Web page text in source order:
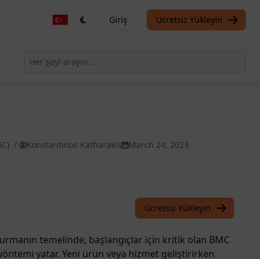
Giriş Ücretsiz Yükleyin
/ Konstantinos Katharakis
March 24, 2023
Ücretsiz Yükleyin
temelinde, başlangıçlar için kritik olan BMC
yatar. Yeni ürün veya hizmet geliştirirken